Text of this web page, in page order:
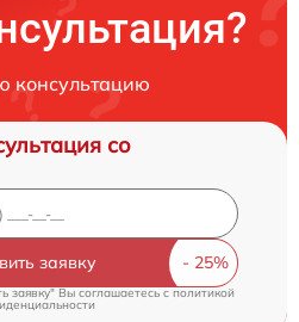
консультацию
со
заявку
заявку" Вы соглашаетесь c политикой